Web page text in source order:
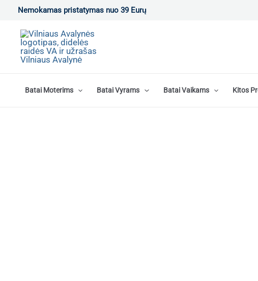
Pereiti
turinio
Nemokamas pristatymas nuo 39 Eurų
Batai Moterims Batai Vyrams Batai Vaikams Kitos